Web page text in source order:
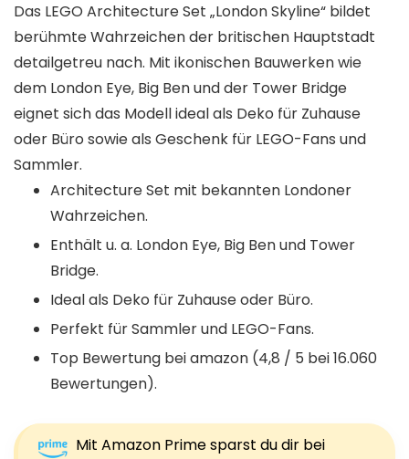
Das LEGO Architecture Set „London Skyline“ bildet
berühmte Wahrzeichen der britischen Hauptstadt
detailgetreu nach. Mit ikonischen Bauwerken wie
dem London Eye, Big Ben und der Tower Bridge
eignet sich das Modell ideal als Deko für Zuhause
oder Büro sowie als Geschenk für LEGO-Fans und
Sammler.
Architecture Set mit bekannten Londoner
Wahrzeichen.
Enthält u. a. London Eye, Big Ben und Tower
Bridge.
Ideal als Deko für Zuhause oder Büro.
Perfekt für Sammler und LEGO-Fans.
Top Bewertung bei amazon (4,8 / 5 bei 16.060
Bewertungen).
Mit Amazon Prime sparst du dir bei